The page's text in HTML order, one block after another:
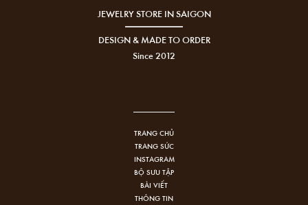
JEWELRY STORE IN SAIGON
DESIGN & MADE TO ORDER
Since 2012
TRANG CHỦ
TRANG SỨC
INSTAGRAM
BỘ SƯU TẬP
BÀI VIẾT
THÔNG TIN